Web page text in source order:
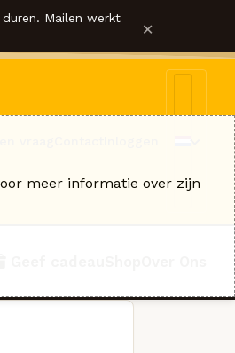
Mailen werkt ×
meer informatie over zijn